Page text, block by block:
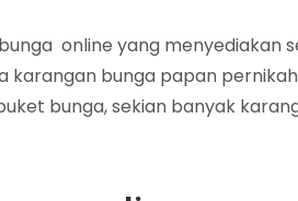
online yang menyediakan
bunga papan
bunga, sekian banyak